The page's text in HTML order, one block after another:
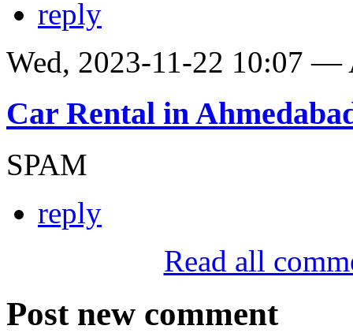
reply
Wed, 2023-11-22 10:07 —
Car Rental in
SPAM
reply
Read all
Post new comment